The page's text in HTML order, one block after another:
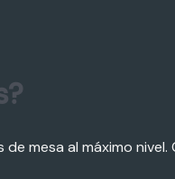
de mesa al máximo